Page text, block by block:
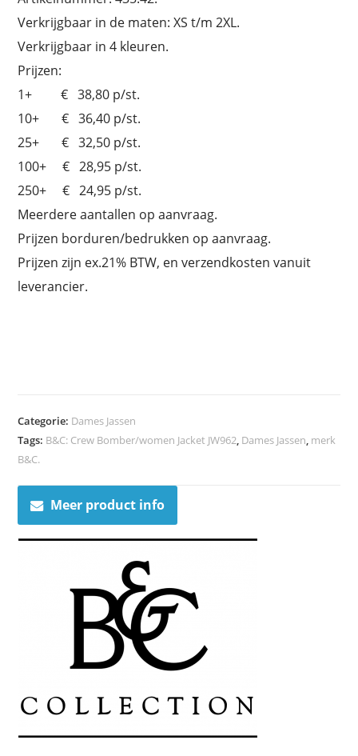
Verkrijgbaar in de maten: XS t/m 2XL.
Verkrijgbaar in 4 kleuren.
Prijzen:
1+ € 38,80 p/st.
10+ € 36,40 p/st.
25+ € 32,50 p/st.
100+ € 28,95 p/st.
250+ € 24,95 p/st.
Meerdere aantallen op aanvraag.
Prijzen borduren/bedrukken op aanvraag.
Prijzen zijn ex.21% BTW, en verzendkosten vanuit
leverancier.
Categorie: Dames Jassen
Tags: B&C: Crew Bomber/women Jacket JW962 Dames Jassen merk
B&C.
Meer product info